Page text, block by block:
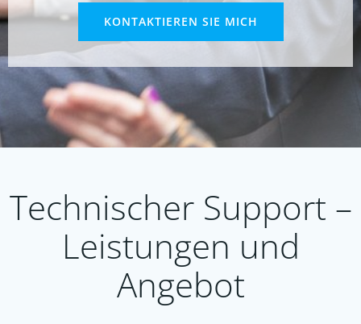
KONTAKTIEREN SIE MICH
Technischer Support –
Leistungen und
Angebot